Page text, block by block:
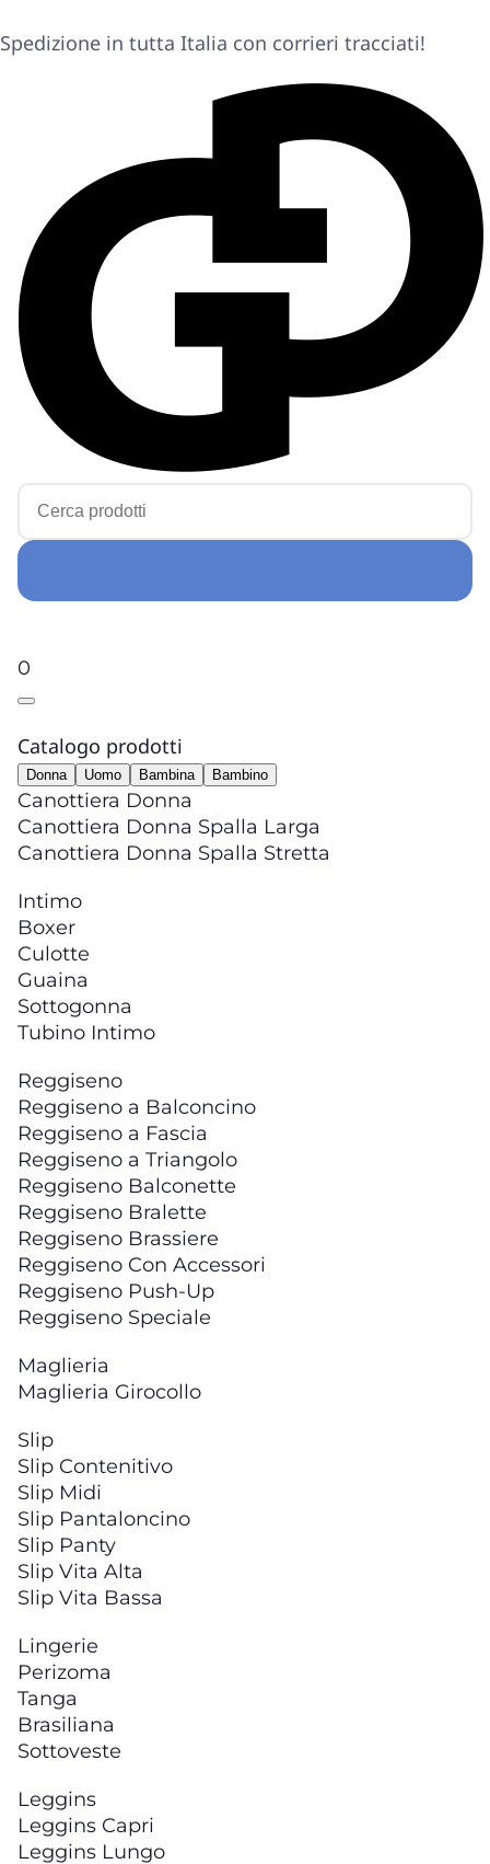
Spedizione in tutta Italia con corrieri tracciati!
0
Catalogo prodotti
Donna Uomo Bambina Bambino
Canottiera Donna
Canottiera Donna Spalla Larga
Canottiera Donna Spalla Stretta
Intimo
Boxer
Culotte
Guaina
Sottogonna
Tubino Intimo
Reggiseno
Reggiseno a Balconcino
Reggiseno a Fascia
Reggiseno a Triangolo
Reggiseno Balconette
Reggiseno Bralette
Reggiseno Brassiere
Reggiseno Con Accessori
Reggiseno Push-Up
Reggiseno Speciale
Maglieria
Maglieria Girocollo
Slip
Slip Contenitivo
Slip Midi
Slip Pantaloncino
Slip Panty
Slip Vita Alta
Slip Vita Bassa
Lingerie
Perizoma
Tanga
Brasiliana
Sottoveste
Leggins
Leggins Capri
Leggins Lungo